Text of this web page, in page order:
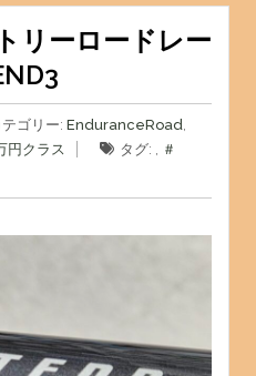
リーロードレー
テゴリー: EnduranceRoad,
円クラス タグ: , ＃